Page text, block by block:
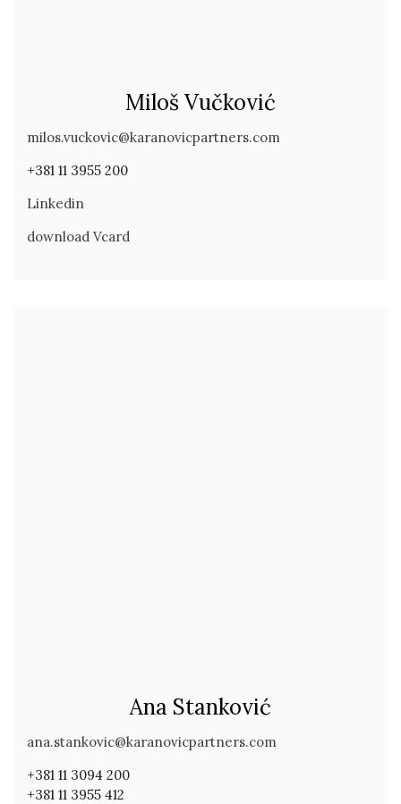
Miloš Vučković
milos.vuckovic@karanovicpartners.com
+381 11 3955 200
Linkedin
download Vcard
Ana Stanković
ana.stankovic@karanovicpartners.com
+381 11 3094 200
+381 11 3955 412